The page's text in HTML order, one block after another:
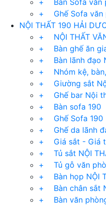
+ Bàn Sofa văn
+ Ghế Sofa văn
NỘI THẤT 190 HẢI
+ NỘI THẤT
+ Bàn ghế ăn
+ Bàn lãnh đạo
+ Nhóm kệ, bàn,
+ Giường sắt
+ Ghế bar Nội
+ Bàn sofa 190
+ Ghế Sofa 190
+ Ghế da lãnh
+ Giá sắt - Giá
+ Tủ sắt NỘI
+ Tủ gỗ văn
+ Bàn họp NỘI
+ Bàn chân sắt
+ Bàn văn